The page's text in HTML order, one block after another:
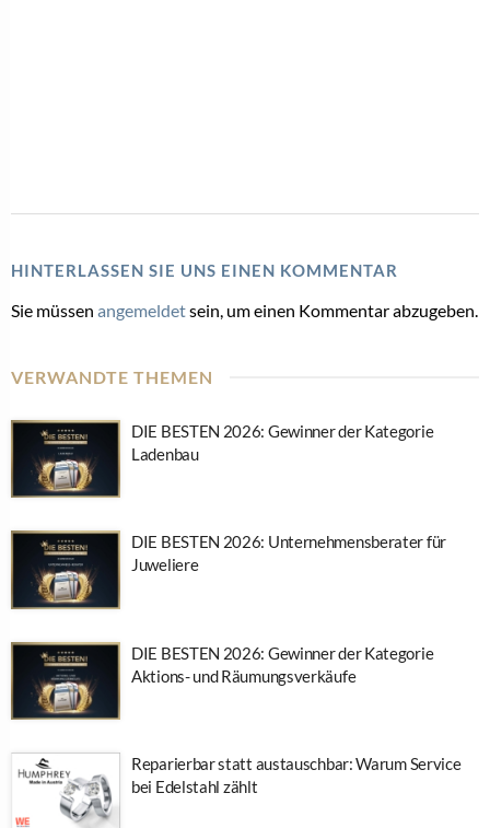
HINTERLASSEN SIE UNS EINEN KOMMENTAR
Sie müssen angemeldetsein, um einen Kommentar abzugeben.
VERWANDTE THEMEN
DIE BESTEN 2026: Gewinner der Kategorie
Ladenbau
DIE BESTEN 2026: Unternehmensberater für
Juweliere
DIE BESTEN 2026: Gewinner der Kategorie
Aktions- und Räumungsverkäufe
Reparierbar statt austauschbar: Warum Service
bei Edelstahl zählt